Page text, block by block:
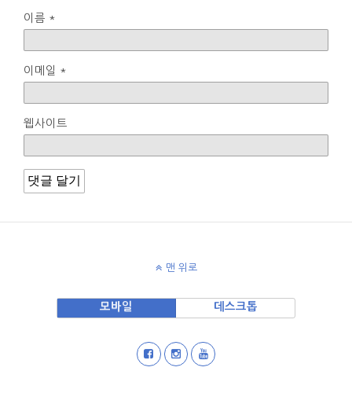
이름 *
이메일 *
웹사이트
맨 위로
모바일 데스크톱